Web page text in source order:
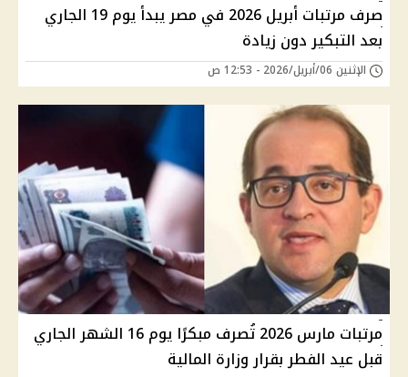
صرف مرتبات أبريل 2026 في مصر يبدأ يوم 19 الجاري
بعد التبكير دون زيادة
الإثنين 06/أبريل/2026 - 12:53 ص
مرتبات مارس 2026 تُصرف مبكرًا يوم 16 الشهر الجاري
قبل عيد الفطر بقرار وزارة المالية